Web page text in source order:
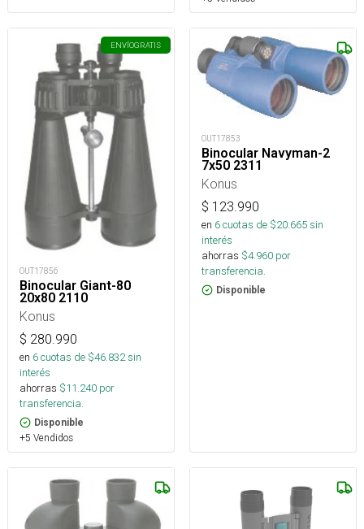
ENVÍOGRATIS
OUT17856
Binocular Giant-80
20x80 2110
Konus
$ 280.990
en 6cuotas de $46.832sin
interés
ahorras $11.240 por
transferencia.
Disponible
+5 Vendidos
OUT17853
Binocular Navyman-2
7x50 2311
Konus
$ 123.990
en 6cuotas de $20.665sin
interés
ahorras $4.960 por
transferencia.
Disponible